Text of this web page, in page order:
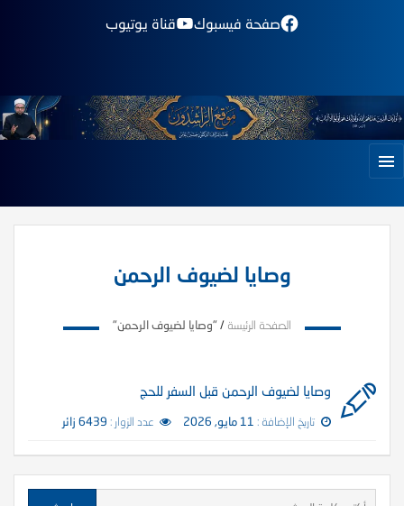
صفحة فيسبوك قناة يوتيوب
وصايا لضيوف الرحمن
الصفحة الرئيسة /"وصايا لضيوف الرحمن"
وصايا لضيوف الرحمن قبل السفر للحج
تاريخ الإضافة : 11 مايو, 2026 عدد الزوار : 6439 زائر